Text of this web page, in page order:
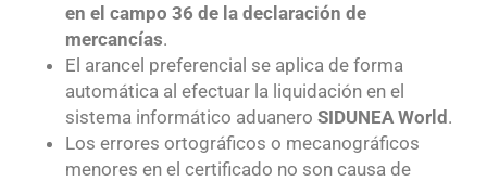
en el campo 36 de la declaración de
mercancías.
El arancel preferencial se aplica de forma
automática al efectuar la liquidación en el
sistema informático aduanero SIDUNEA World .
Los errores ortográficos o mecanográficos
menores en el certificado no son causa de